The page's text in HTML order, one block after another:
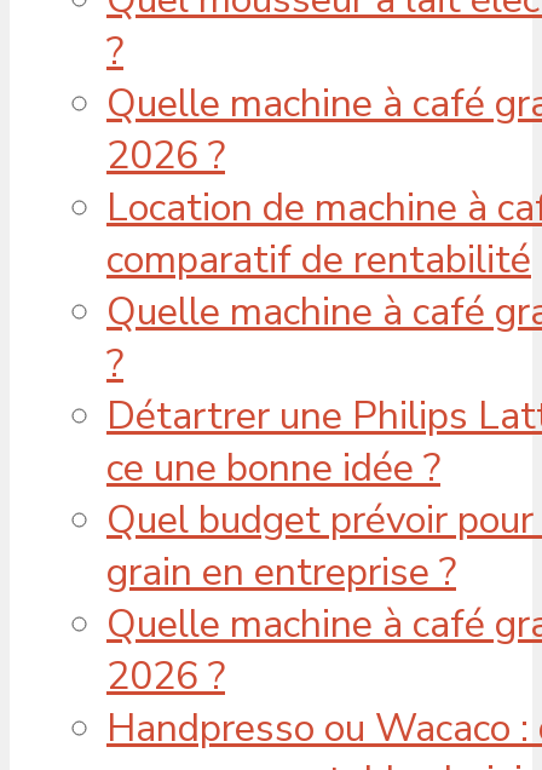
?
Quelle machine à café
2026 ?
Location de machine à
comparatif de rentabilité
Quelle machine à café
?
Détartrer une Philips
ce une bonne idée ?
Quel budget prévoir
grain en entreprise ?
Quelle machine à café
2026 ?
Handpresso ou Wacaco